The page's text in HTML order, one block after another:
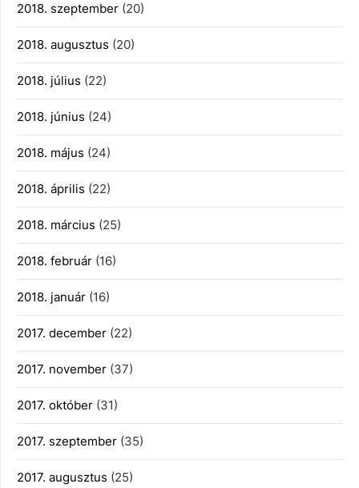
2018. szeptember (20)
2018. augusztus (20)
2018. július (22)
2018. június (24)
2018. május (24)
2018. április (22)
2018. március (25)
2018. február (16)
2018. január (16)
2017. december (22)
2017. november (37)
2017. október (31)
2017. szeptember (35)
2017. augusztus (25)